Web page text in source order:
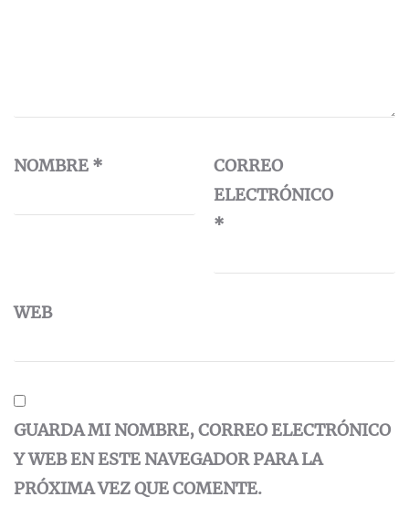
NOMBRE *
CORREO
ELECTRÓNICO
*
WEB
GUARDA MI NOMBRE, CORREO ELECTRÓNICO
Y WEB EN ESTE NAVEGADOR PARA LA
PRÓXIMA VEZ QUE COMENTE.